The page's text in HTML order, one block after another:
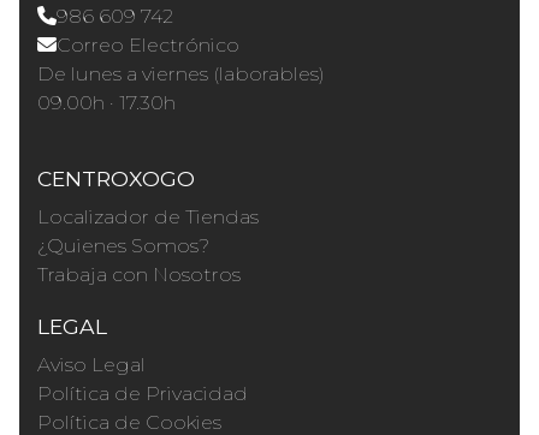
986 609 742
Correo Electrónico
De lunes a viernes (laborables)
09.00h · 17.30h
CENTROXOGO
Localizador de Tiendas
¿Quienes Somos?
Trabaja con Nosotros
LEGAL
Aviso Legal
Política de Privacidad
Política de Cookies